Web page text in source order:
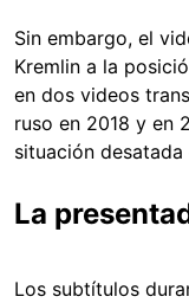
Sin embargo, el
Kremlin a la
en dos videos
ruso en 2018 y en
situación desatada
La
Los subtítulos